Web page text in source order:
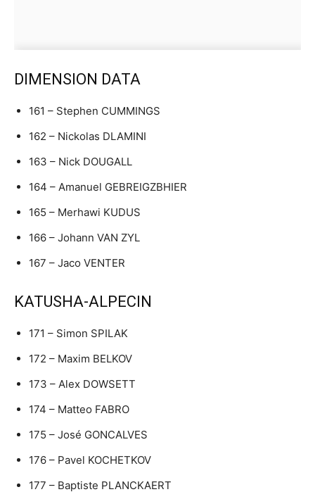
DIMENSION DATA
161 – Stephen CUMMINGS
162 – Nickolas DLAMINI
163 – Nick DOUGALL
164 – Amanuel GEBREIGZBHIER
165 – Merhawi KUDUS
166 – Johann VAN ZYL
167 – Jaco VENTER
KATUSHA-ALPECIN
171 – Simon SPILAK
172 – Maxim BELKOV
173 – Alex DOWSETT
174 – Matteo FABRO
175 – José GONCALVES
176 – Pavel KOCHETKOV
177 – Baptiste PLANCKAERT